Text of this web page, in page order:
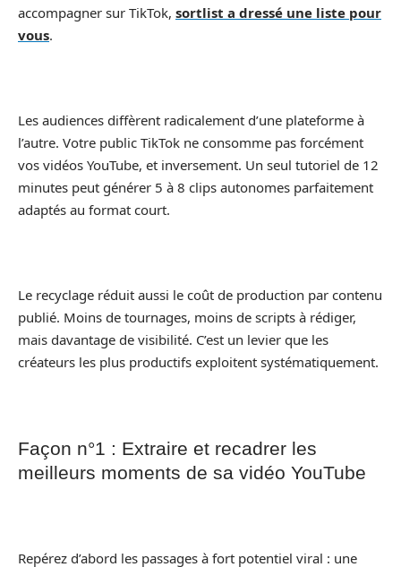
accompagner sur TikTok, sortlist a dressé une liste pour
vous.
Les audiences diffèrent radicalement d’une plateforme à
l’autre. Votre public TikTok ne consomme pas forcément
vos vidéos YouTube, et inversement. Un seul tutoriel de 12
minutes peut générer 5 à 8 clips autonomes parfaitement
adaptés au format court.
Le recyclage réduit aussi le coût de production par contenu
publié. Moins de tournages, moins de scripts à rédiger,
mais davantage de visibilité. C’est un levier que les
créateurs les plus productifs exploitent systématiquement.
Façon n°1 : Extraire et recadrer les
meilleurs moments de sa vidéo YouTube
Repérez d’abord les passages à fort potentiel viral : une